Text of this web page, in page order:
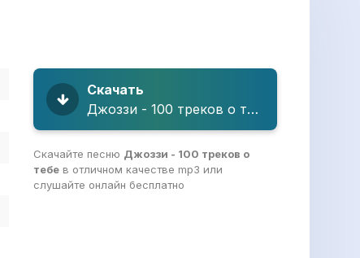
Скачать
Джоззи - 100 треков о тебе
Скачайте песню Джоззи - 100 треков о
тебе в отличном качестве mp3 или
слушайте онлайн бесплатно